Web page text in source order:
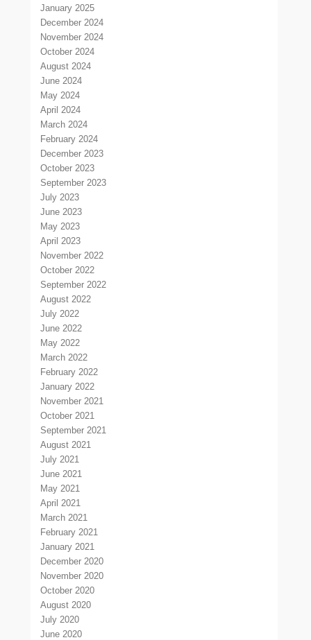
January 2025
December 2024
November 2024
October 2024
August 2024
June 2024
May 2024
April 2024
March 2024
February 2024
December 2023
October 2023
September 2023
July 2023
June 2023
May 2023
April 2023
November 2022
October 2022
September 2022
August 2022
July 2022
June 2022
May 2022
March 2022
February 2022
January 2022
November 2021
October 2021
September 2021
August 2021
July 2021
June 2021
May 2021
April 2021
March 2021
February 2021
January 2021
December 2020
November 2020
October 2020
August 2020
July 2020
June 2020